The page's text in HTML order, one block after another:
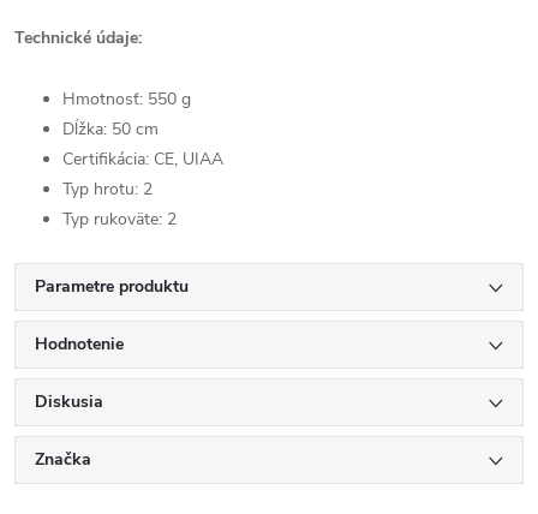
Technické údaje:
Hmotnosť: 550 g
Dĺžka: 50 cm
Certifikácia: CE, UIAA
Typ hrotu: 2
Typ rukoväte: 2
Parametre produktu
Hodnotenie
Diskusia
Značka